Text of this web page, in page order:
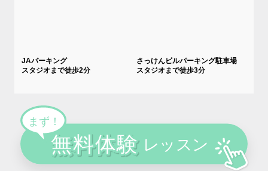
JAパーキング
スタジオまで徒歩2分
さっけんビルパーキング駐車場
スタジオまで徒歩3分